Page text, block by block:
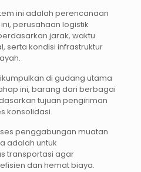
ini adalah perencanaan
perusahaan logistik
jarak, waktu
serta kondisi infrastruktur
di gudang utama
ini, barang dari berbagai
tujuan pengiriman
konsolidasi.
penggabungan muatan
adalah untuk
transportasi agar
dan hemat biaya.